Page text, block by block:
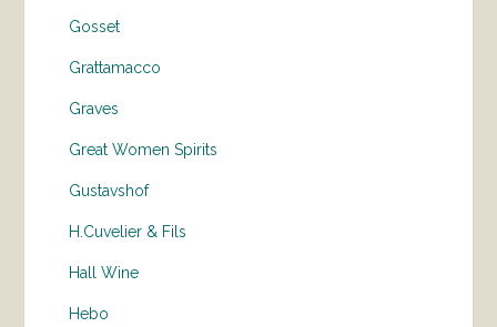
Gosset
Grattamacco
Graves
Great Women Spirits
Gustavshof
H.Cuvelier & Fils
Hall Wine
Hebo